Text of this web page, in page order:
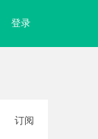
登录
订阅